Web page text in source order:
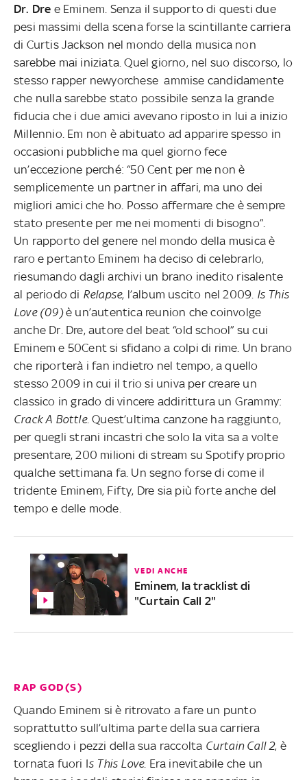
Dr. Dre e Eminem. Senza il supporto di questi due
pesi massimi della scena forse la scintillante carriera
di Curtis Jackson nel mondo della musica non
sarebbe mai iniziata. Quel giorno, nel suo discorso, lo
stesso rapper newyorchese ammise candidamente
che nulla sarebbe stato possibile senza la grande
fiducia che i due amici avevano riposto in lui a inizio
Millennio. Em non è abituato ad apparire spesso in
occasioni pubbliche ma quel giorno fece
un’eccezione perché: “50 Cent per me non è
semplicemente un partner in affari, ma uno dei
migliori amici che ho. Posso affermare che è sempre
stato presente per me nei momenti di bisogno”.
Un rapporto del genere nel mondo della musica è
raro e pertanto Eminem ha deciso di celebrarlo,
riesumando dagli archivi un brano inedito risalente
al periodo di Relapse, l’album uscito nel 2009. Is This
Love (09)è un’autentica reunion che coinvolge
anche Dr. Dre, autore del beat “old school” su cui
Eminem e 50Cent si sfidano a colpi di rime. Un brano
che riporterà i fan indietro nel tempo, a quello
stesso 2009 in cui il trio si univa per creare un
classico in grado di vincere addirittura un Grammy:
Crack A Bottle. Quest’ultima canzone ha raggiunto,
per quegli strani incastri che solo la vita sa a volte
presentare, 200 milioni di stream su Spotify proprio
qualche settimana fa. Un segno forse di come il
tridente Eminem, Fifty, Dre sia più forte anche del
tempo e delle mode.
VEDI ANCHE
Eminem, la tracklist di
"Curtain Call 2"
RAP GOD(S)
Quando Eminem si è ritrovato a fare un punto
soprattutto sull’ultima parte della sua carriera
scegliendo i pezzi della sua raccolta Curtain Call 2, è
tornata fuori Is This Love. Era inevitabile che un